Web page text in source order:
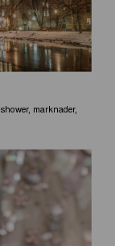
marknader,